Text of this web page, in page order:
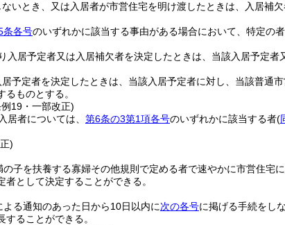
いとき、又は入居者が市営住宅を明け渡したときは、入居補
条各号のいずれかに該当する事由がある場合において、特定の
入居予定者又は入居補欠者を決定したときは、当該入居予定
予定者を決定したときは、当該入居予定者に対し、当該普通
ものとする。
19・一部改正)
居者については、 第6条の3第1項各号のいずれかに該当する者(
)
子を扶養する寡婦その他規則で定める者で速やかに市営住宅
として決定することができる。
よる通知のあった日から10日以内に次の各号に掲げる手続をし
ることができる。